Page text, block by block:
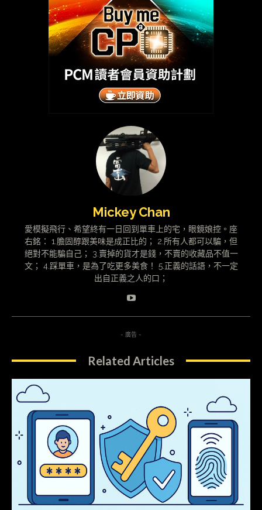
Mickey Chan
愛模擬飛行、希望終有一日回到單車上的宅，眼鏡娘控。座
右銘： 1.膽固醇跟美味是成正比的； 2.所有人都可以騙，但
絕對不能騙自己； 3.賣掉的貨才是錢，不賣的收藏品不值一
文； 4.踩單車，是為了吃更多美食！ 5.正義的話語，不一定
出自正義之人的口；
- 廣告 -
Related Articles